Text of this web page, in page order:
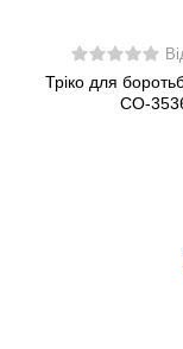
Тріко для
CO-